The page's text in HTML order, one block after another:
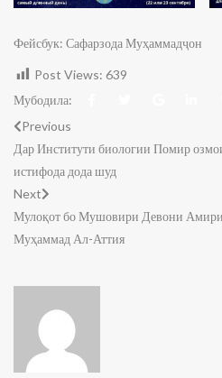
Фейсбук: Сафарзода Муҳаммадҷон
Post Views: 639
Мубодила:
Previous
Дар Институти биологии Помир
истифода дода шуд
Next
Мулоқот бо Мушовири Девони
Муҳаммад Ал-Аттия